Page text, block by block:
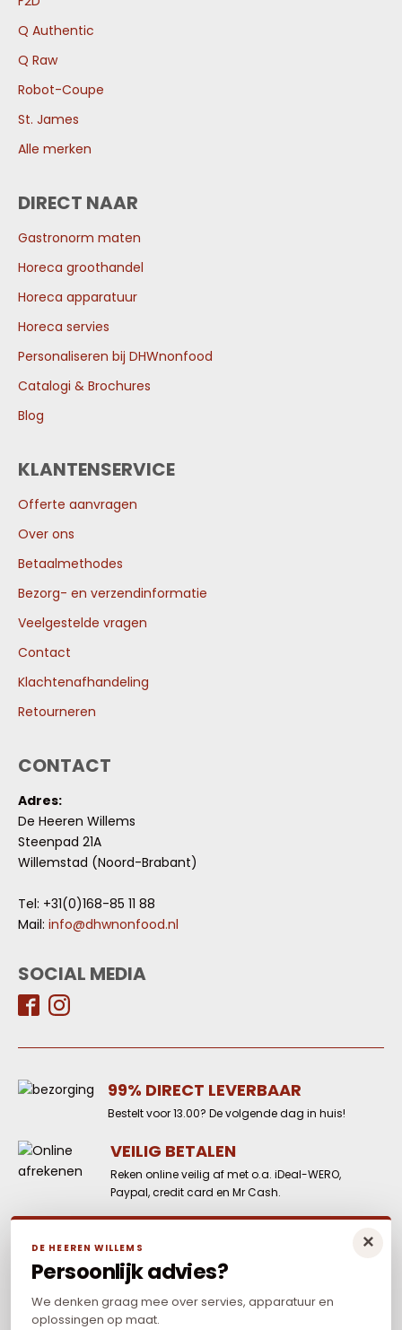
Q Authentic
Q Raw
Robot-Coupe
St. James
Alle merken
DIRECT NAAR
Gastronorm maten
Horeca groothandel
Horeca apparatuur
Horeca servies
Personaliseren bij DHWnonfood
Catalogi & Brochures
Blog
KLANTENSERVICE
Offerte aanvragen
Over ons
Betaalmethodes
Bezorg- en verzendinformatie
Veelgestelde vragen
Contact
Klachtenafhandeling
Retourneren
CONTACT
Adres:
De Heeren Willems
Steenpad 21A
Willemstad (Noord-Brabant)
Tel: +31(0)168-85 11 88
Mail: info@dhwnonfood.nl
SOCIAL MEDIA
99% DIRECT LEVERBAAR
Bestelt voor 13.00? De volgende dag in huis!
VEILIG BETALEN
Reken online veilig af met o.a. iDeal-WERO,
Paypal, credit card en Mr Cash.
Elders goedkoper? Neem dan contact met
ons op.
×
DE HEEREN WILLEMS
Persoonlijk advies?
We denken graag mee over servies, apparatuur en
oplossingen op maat.